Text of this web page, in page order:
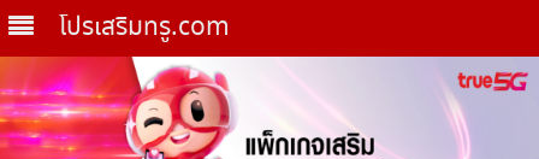
โปรเสริมทรู.com